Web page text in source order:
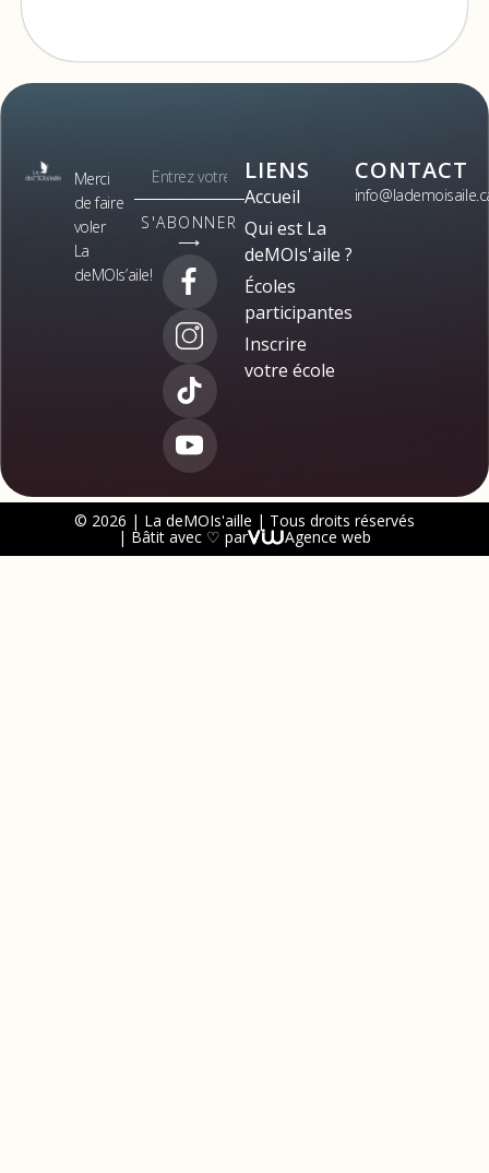
Merci
de faire
voler
La
deMOIs’aile!
S'ABONNER
⟶
LIENS
Accueil
Qui est La
deMOIs'aile ?
Écoles
participantes
Inscrire
votre école
CONTACT
© 2026 | La deMOIs'aille | Tous droits réservés
| Bâtit avec ♡ par Agence web